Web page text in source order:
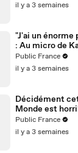
il y a 3 semaines
"J'ai un
: Au micro de
Orlinski dit tout
Public France
il y a 3 semaines
Décidément
Monde est
Public France
il y a 3 semaines